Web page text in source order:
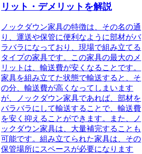
リット・デメリットを解説
ノックダウン家具の特徴は、その名の通
り、運送や保管に便利なように部材がバ
ラバラになっており、現場で組み立てる
タイプの家具です。この家具の最大のメ
リットは、輸送費が安くなることです。
家具を組み立てた状態で輸送すると、そ
の分、輸送費が高くなってしまいます
が、ノックダウン家具であれば、部材を
バラバラにして輸送することで、輸送費
を安く抑えることができます。また、ノ
ックダウン家具は、大量補完することも
可能です。組み立てられた家具は、その
保管場所にスペースが必要になります